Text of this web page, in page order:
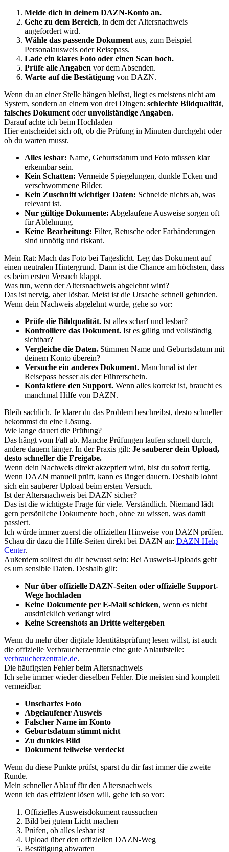
Melde dich in deinem DAZN-Konto an.
Gehe zu dem Bereich, in dem der Altersnachweis
angefordert wird.
Wähle das passende Dokument aus, zum Beispiel
Personalausweis oder Reisepass.
Lade ein klares Foto oder einen Scan hoch.
Prüfe alle Angaben vor dem Absenden.
Warte auf die Bestätigung von DAZN.
Wenn du an einer Stelle hängen bleibst, liegt es meistens nicht am
System, sondern an einem von drei Dingen: schlechte Bildqualität,
falsches Dokument oderunvollständige Angaben.
Darauf achte ich beim Hochladen
Hier entscheidet sich oft, ob die Prüfung in Minuten durchgeht oder
ob du warten musst.
Alles lesbar: Name, Geburtsdatum und Foto müssen klar
erkennbar sein.
Kein Schatten: Vermeide Spiegelungen, dunkle Ecken und
verschwommene Bilder.
Kein Zuschnitt wichtiger Daten: Schneide nichts ab, was
relevant ist.
Nur gültige Dokumente: Abgelaufene Ausweise sorgen oft
für Ablehnung.
Keine Bearbeitung: Filter, Retusche oder Farbänderungen
sind unnötig und riskant.
Mein Rat: Mach das Foto bei Tageslicht. Leg das Dokument auf
einen neutralen Hintergrund. Dann ist die Chance am höchsten, dass
es beim ersten Versuch klappt.
Was tun, wenn der Altersnachweis abgelehnt wird?
Das ist nervig, aber lösbar. Meist ist die Ursache schnell gefunden.
Wenn dein Nachweis abgelehnt wurde, gehe so vor:
Prüfe die Bildqualität. Ist alles scharf und lesbar?
Kontrolliere das Dokument. Ist es gültig und vollständig
sichtbar?
Vergleiche die Daten. Stimmen Name und Geburtsdatum mit
deinem Konto überein?
Versuche ein anderes Dokument. Manchmal ist der
Reisepass besser als der Führerschein.
Kontaktiere den Support. Wenn alles korrekt ist, braucht es
manchmal Hilfe von DAZN.
Bleib sachlich. Je klarer du das Problem beschreibst, desto schneller
bekommst du eine Lösung.
Wie lange dauert die Prüfung?
Das hängt vom Fall ab. Manche Prüfungen laufen schnell durch,
andere dauern länger. In der Praxis gilt: Je sauberer dein Upload,
desto schneller die Freigabe.
Wenn dein Nachweis direkt akzeptiert wird, bist du sofort fertig.
Wenn DAZN manuell prüft, kann es länger dauern. Deshalb lohnt
sich ein sauberer Upload beim ersten Versuch.
Ist der Altersnachweis bei DAZN sicher?
Das ist die wichtigste Frage für viele. Verständlich. Niemand lädt
gern persönliche Dokumente hoch, ohne zu wissen, was damit
passiert.
Ich würde immer zuerst die offiziellen Hinweise von DAZN prüfen.
Schau dir dazu die Hilfe-Seiten direkt bei DAZN an: DAZN Help
Center.
Außerdem solltest du dir bewusst sein: Bei Ausweis-Uploads geht
es um sensible Daten. Deshalb gilt:
Nur über offizielle DAZN-Seiten oder offizielle Support-
Wege hochladen
Keine Dokumente per E-Mail schicken, wenn es nicht
ausdrücklich verlangt wird
Keine Screenshots an Dritte weitergeben
Wenn du mehr über digitale Identitätsprüfung lesen willst, ist auch
die offizielle Verbraucherzentrale eine gute Anlaufstelle:
verbraucherzentrale.de.
Die häufigsten Fehler beim Altersnachweis
Ich sehe immer wieder dieselben Fehler. Die meisten sind komplett
vermeidbar.
Unscharfes Foto
Abgelaufener Ausweis
Falscher Name im Konto
Geburtsdatum stimmt nicht
Zu dunkles Bild
Dokument teilweise verdeckt
Wenn du diese Punkte prüfst, sparst du dir fast immer die zweite
Runde.
Mein schneller Ablauf für den Altersnachweis
Wenn ich das effizient lösen will, gehe ich so vor:
Offizielles Ausweisdokument raussuchen
Bild bei gutem Licht machen
Prüfen, ob alles lesbar ist
Upload über den offiziellen DAZN-Weg
Bestätigung abwarten